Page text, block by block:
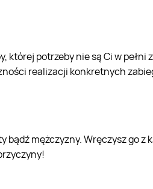
której potrzeby nie są Ci w pełni
realizacji konkretnych
bądź mężczyzny. Wręczysz go z